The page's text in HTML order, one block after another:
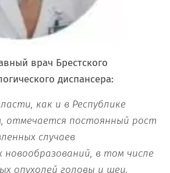
врач Брестского
диспансера:
как и в Республике
отмечается постоянный рост
случаев
новообразований, в том числе
опухолей головы и шеи.